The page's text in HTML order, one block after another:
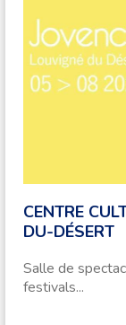
CENTRE
DU-DÉSERT
Salle de
festivals...